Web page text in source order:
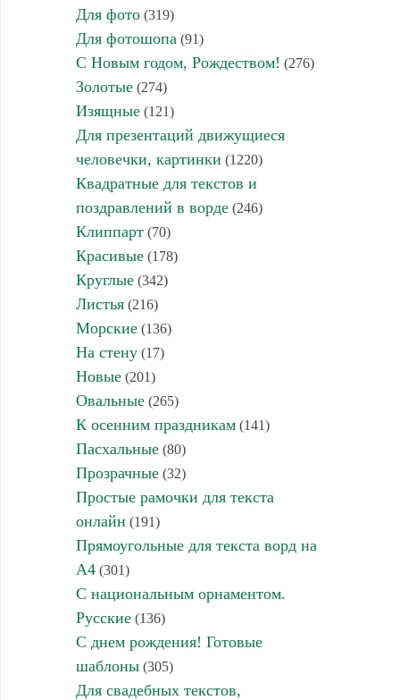
Для фото(319)
Для фотошопа (91)
С Новым годом, Рождеством! (276)
Золотые(274)
Изящные(121)
Для презентаций движущиеся
человечки, картинки (1220)
Квадратные для текстов и
поздравлений в ворде(246)
Клиппарт(70)
Красивые(178)
Круглые(342)
Листья(216)
Морские(136)
На стену(17)
Новые(201)
Овальные(265)
К осенним праздникам(141)
Пасхальные(80)
Прозрачные(32)
Простые рамочки для текста
онлайн (191)
Прямоугольные для текста ворд на
А4(301)
С национальным орнаментом.
Русские(136)
С днем рождения! Готовые
шаблоны(305)
Для свадебных текстов,